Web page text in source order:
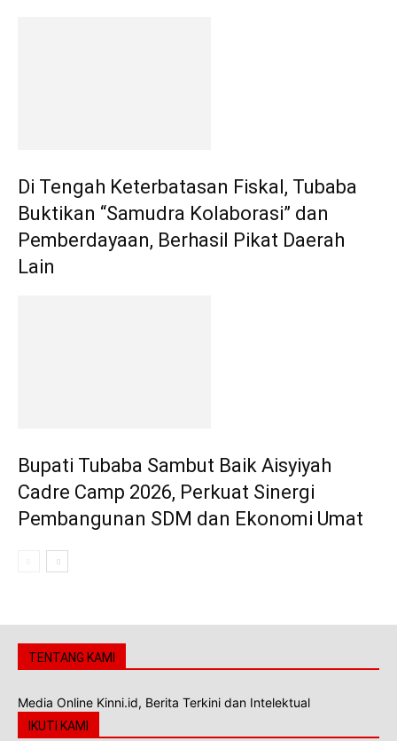
Di Tengah Keterbatasan Fiskal, Tubaba
Buktikan “Samudra Kolaborasi” dan
Pemberdayaan, Berhasil Pikat Daerah
Lain
Bupati Tubaba Sambut Baik Aisyiyah
Cadre Camp 2026, Perkuat Sinergi
Pembangunan SDM dan Ekonomi Umat
TENTANG KAMI
Media Online Kinni.id, Berita Terkini dan Intelektual
IKUTI KAMI